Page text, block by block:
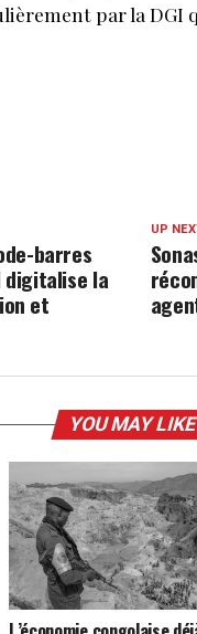
par la DGI
UP
barres
digitalise la
et
YOU MAY LIKE